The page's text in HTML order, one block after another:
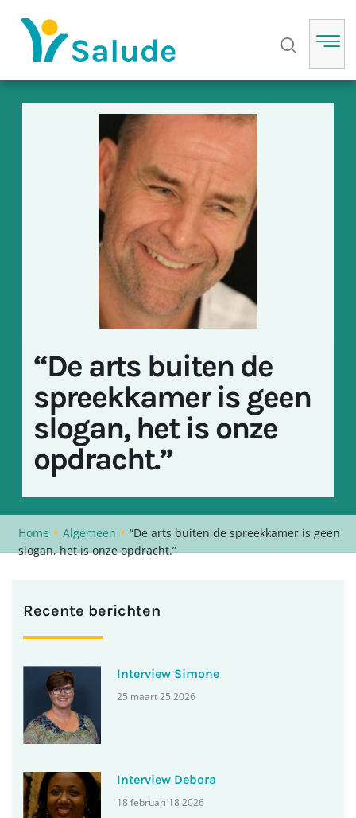
“De arts buiten de
spreekkamer is geen
slogan, het is onze
opdracht.”
Home • Algemeen • “De arts buiten de spreekkamer is geen
slogan, het is onze opdracht.”
Recente berichten
Interview Simone
25 maart 25 2026
Interview Debora
18 februari 18 2026